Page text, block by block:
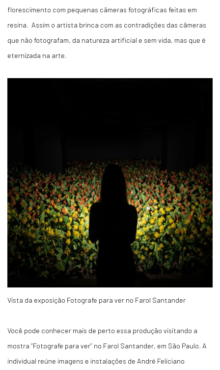
florescimento com pequenas câmeras fotográficas feitas em
resina. Assim o artista brinca com as contradições das câmeras
que não fotografam, da natureza artificial e sem vida, mas que é
eternizada na arte.
Vista da exposição Fotografe para ver no Farol Santander
Você pode conhecer mais de perto essa produção visitando a
mostra “Fotografe para ver” no Farol Santander, em São Paulo. A
individual reúne imagens e instalações de André Feliciano